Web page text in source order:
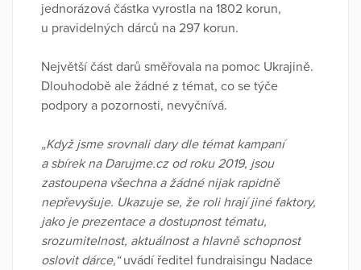
jednorázová částka vyrostla na 1802 korun,
u pravidelných dárců na 297 korun.
Největší část darů směřovala na pomoc Ukrajině.
Dlouhodobě ale žádné z témat, co se týče
podpory a pozornosti, nevyčnívá.
„Když jsme srovnali dary dle témat kampaní
a sbírek na Darujme.cz od roku 2019, jsou
zastoupena všechna a žádné nijak rapidně
nepřevyšuje. Ukazuje se, že roli hrají jiné faktory,
jako je prezentace a dostupnost tématu,
srozumitelnost, aktuálnost a hlavně schopnost
oslovit dárce,“uvádí ředitel fundraisingu Nadace